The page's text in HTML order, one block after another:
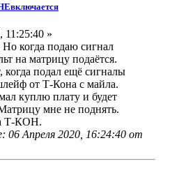
11:25:40 »
когда подаю сигнал
на матрицу подаётся.
когда подал ещё сигналы
от Т-Кона с майла.
куплю плату и будет
мне не поднять.
Т-КОН.
06 Апреля 2020, 16:24:40 от